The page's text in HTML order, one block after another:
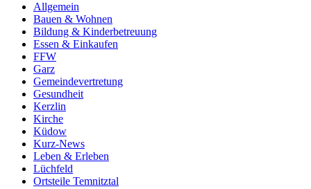
Allgemein
Bauen & Wohnen
Bildung & Kinderbetreuung
Essen & Einkaufen
FFW
Garz
Gemeindevertretung
Gesundheit
Kerzlin
Kirche
Küdow
Kurz-News
Leben & Erleben
Lüchfeld
Ortsteile Temnitztal